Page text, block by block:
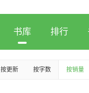
书库 排行
按更新 按字数 按销量